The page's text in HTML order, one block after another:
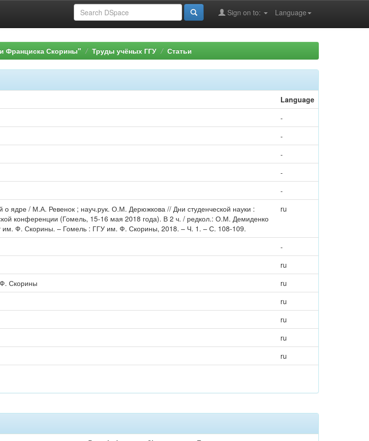
Language
Sign on to:
Франциска Скорины" Труды учёных ГГУ Статьи
Language
-
-
-
-
-
ядре / М.А. Ревенок ; науч.рук. О.М. Дерюжкова // Дни студенческой науки :
конференции (Гомель, 15-16 мая 2018 года). В 2 ч. / редкол.: О.М. Демиденко
им. Ф. Скорины. – Гомель : ГГУ им. Ф. Скорины, 2018. – Ч. 1. – С. 108-109.
ru
-
ru
Ф. Скорины
ru
ru
ru
ru
ru